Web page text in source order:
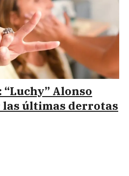
“Luchy” Alonso
últimas derrotas